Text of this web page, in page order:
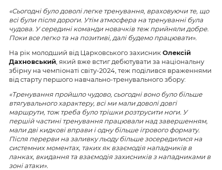
«Сьогодні було доволі легке тренування, враховуючи те, що
всі були після дороги. Утім атмосфера на тренуванні була
чудова. У середині команди новачків теж прийняли добре.
Поки все легко та на позитиві, далі будемо працювати».
На рік молодший від Царковського захисник Олексій
Дахновський , який вже встиг дебютувати за національну
збірну на чемпіонаті світу-2024, теж поділився враженнями
від старту першого навчально-тренувального збору:
«Тренування пройшло чудово, сьогодні воно було більше
втягувального характеру, всі ми мали доволі довгі
маршрути, тож треба було трішки розтрусити ноги. У
першій частині тренування працювали над завершенням,
мали дві кидкові вправи і одну більше ігрового формату.
Після перерви на заливку льоду більше зосередилися на
системних моментах, таких як взаємодія нападників в
ланках, вкидання та взаємодія захисників з нападниками в
зоні атаки».